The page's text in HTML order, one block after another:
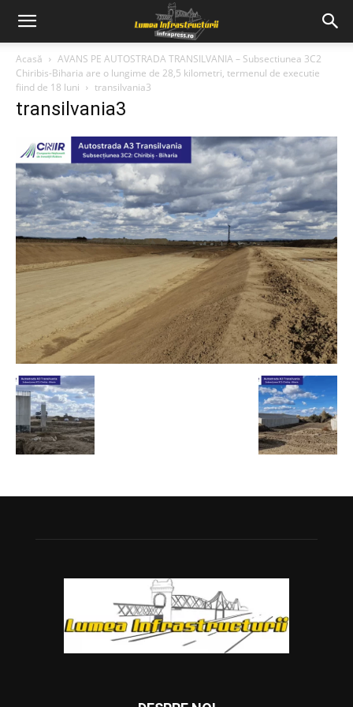
Acasă
AVANS PE AUTOSTRADA TRANSILVANIA – Subsectiunea 3C2
Chiribis-Biharia are o lungime de 28,5 kilometri, termenul de executie
fiind de 18 luni
transilvania3
transilvania3